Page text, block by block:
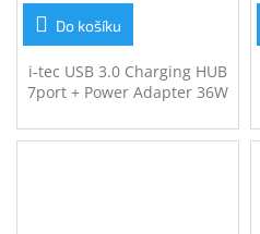
Do košíku
i-tec USB 3.0 Charging HUB
7port + Power Adapter 36W